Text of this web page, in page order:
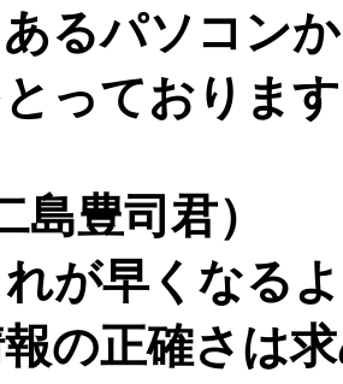
るパソコン
っておりま
島豊司君）
が早くなる
の正確さは